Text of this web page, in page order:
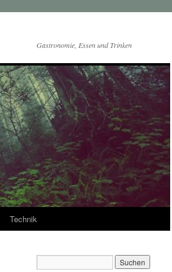
Gastronomie, Essen und Trinken
Technik